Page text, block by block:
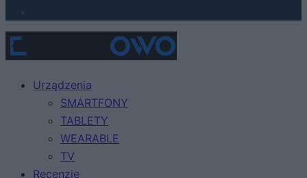
Urządzenia
SMARTFONY
TABLETY
WEARABLE
TV
Recenzje